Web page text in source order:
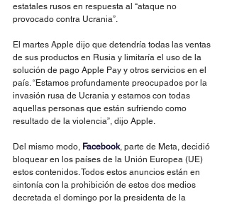
estatales rusos en respuesta al “ataque no
provocado contra Ucrania”.
El martes Apple dijo que detendría todas las ventas
de sus productos en Rusia y limitaría el uso de la
solución de pago Apple Pay y otros servicios en el
país. “Estamos profundamente preocupados por la
invasión rusa de Ucrania y estamos con todas
aquellas personas que están sufriendo como
resultado de la violencia”, dijo Apple.
Del mismo modo, Facebook, parte de Meta, decidió
bloquear en los países de la Unión Europea (UE)
estos contenidos. Todos estos anuncios están en
sintonía con la prohibición de estos dos medios
decretada el domingo por la presidenta de la